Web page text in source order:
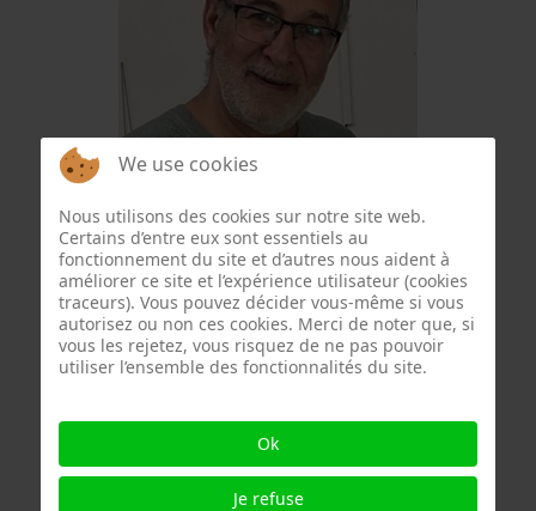
Wajeeh Qadamani
We use cookies
Nous utilisons des cookies sur notre site web.
Certains d’entre eux sont essentiels au
fonctionnement du site et d’autres nous aident à
améliorer ce site et l’expérience utilisateur (cookies
traceurs). Vous pouvez décider vous-même si vous
autorisez ou non ces cookies. Merci de noter que, si
vous les rejetez, vous risquez de ne pas pouvoir
utiliser l’ensemble des fonctionnalités du site.
Ok
Je refuse